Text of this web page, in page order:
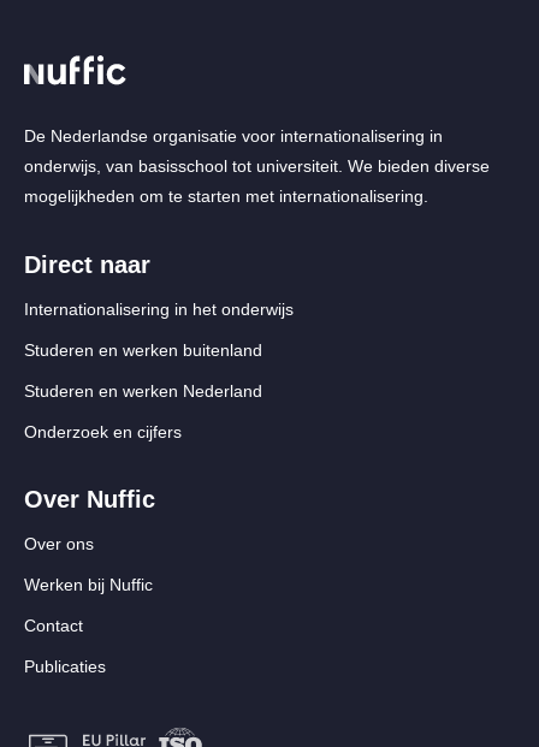
De Nederlandse organisatie voor internationalisering in
onderwijs, van basisschool tot universiteit. We bieden diverse
mogelijkheden om te starten met internationalisering.
Direct naar
Internationalisering in het onderwijs
Studeren en werken buitenland
Studeren en werken Nederland
Onderzoek en cijfers
Over Nuffic
Over ons
Werken bij Nuffic
Contact
Publicaties